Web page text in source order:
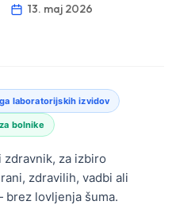
13. maj 2026
laboratorijskih izvidov
bolnike
zdravnik, za izbiro
zdravilih, vadbi ali
lovljenja šuma.